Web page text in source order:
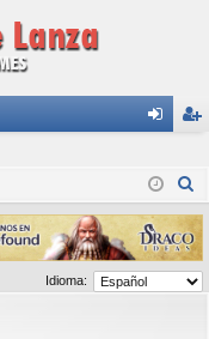
nti
fic
ar
se
ist
ra
rs
e
s
c
a
Idioma: